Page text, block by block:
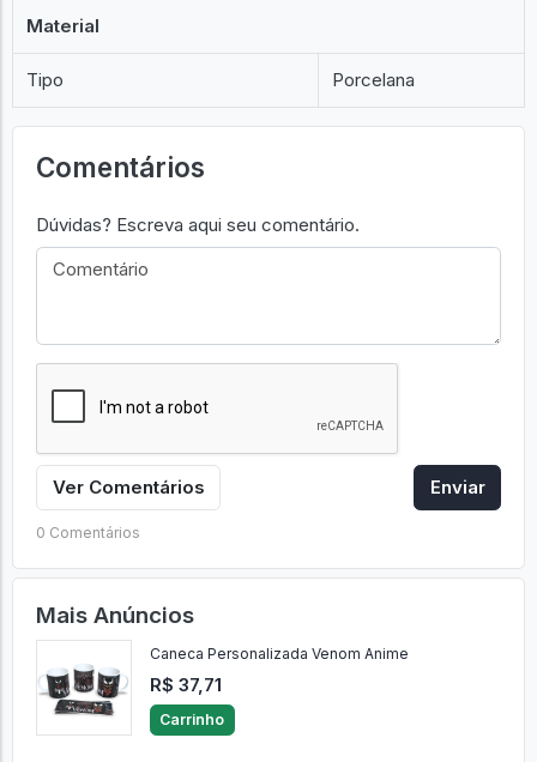
Material
Tipo Porcelana
Comentários
Dúvidas? Escreva aqui seu comentário.
Ver Comentários Enviar
0 Comentários
Mais Anúncios
Caneca Personalizada Venom Anime
R$ 37,71
Carrinho